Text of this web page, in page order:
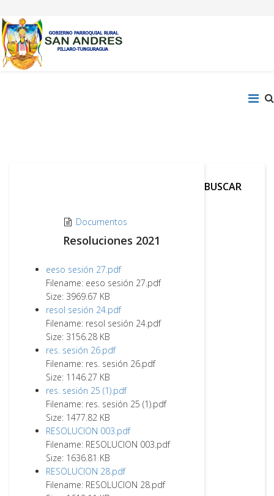
Documentos
Resoluciones 2021
eeso sesión 27.pdf
Filename: eeso sesión 27.pdf
Size: 3969.67 KB
resol sesión 24.pdf
Filename: resol sesión 24.pdf
Size: 3156.28 KB
res. sesión 26.pdf
Filename: res. sesión 26.pdf
Size: 1146.27 KB
res. sesión 25 (1).pdf
Filename: res. sesión 25 (1).pdf
Size: 1477.82 KB
RESOLUCION 003.pdf
Filename: RESOLUCION 003.pdf
Size: 1636.81 KB
RESOLUCION 28.pdf
Filename: RESOLUCION 28.pdf
BUSCAR